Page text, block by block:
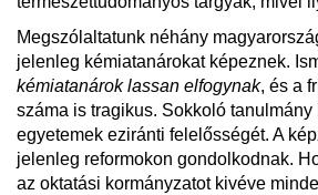
Megszólaltatunk néhány
jelenleg kémiatanárokat képeznek.
kémiatanárok lassan elfogynak, és a
száma is tragikus. Sokkoló tanulmány
egyetemek eziránti felelősségét. A
jelenleg reformokon gondolkodnak.
az oktatási kormányzatot kivéve